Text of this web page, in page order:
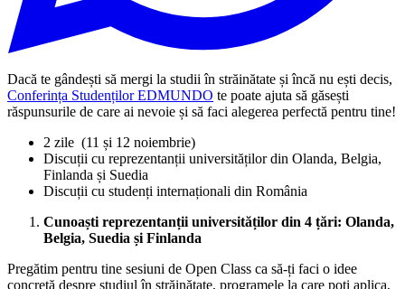
Dacă te gândești să mergi la studii în străinătate și încă nu ești decis,
Conferința Studenților EDMUNDO te poate ajuta să găsești
răspunsurile de care ai nevoie și să faci alegerea perfectă pentru tine!
2 zile (11 și 12 noiembrie)
Discuții cu reprezentanții universităților din Olanda, Belgia,
Finlanda și Suedia
Discuții cu studenți internaționali din România
Cunoaști reprezentanții universităților din 4 țări: Olanda,
Belgia, Suedia și Finlanda
Pregătim pentru tine sesiuni de Open Class ca să-ți faci o idee
concretă despre studiul în străinătate, programele la care poți aplica,